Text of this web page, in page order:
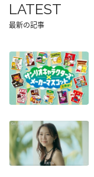
LATEST
最新の記事